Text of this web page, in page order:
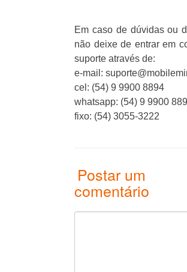
Em caso de dúvidas ou
não deixe de entrar em
suporte através de:
e-mail:
cel: (54) 9 9900 8894
whatsapp: (54) 9 9900
fixo: (54) 3055-3222
Postar um
comentário